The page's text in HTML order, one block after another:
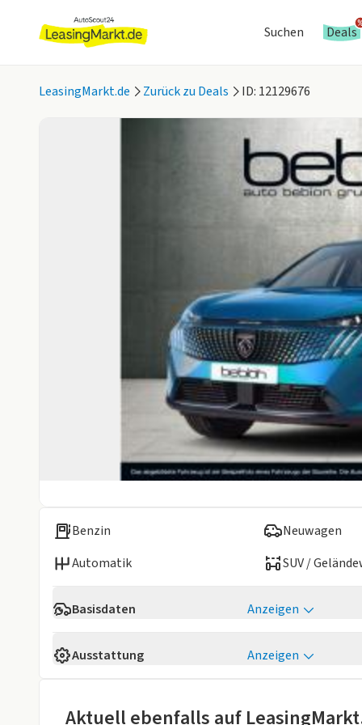
Suchen Deals
LeasingMarkt.de Zurück zu Deals ID: 12129676
Benzin Neuwagen
Automatik
SUV /
Basisdaten
Anzeigen
Konfigurierbar
Ja
Ausstattung
Anzeigen
Aktuell ebenfalls auf